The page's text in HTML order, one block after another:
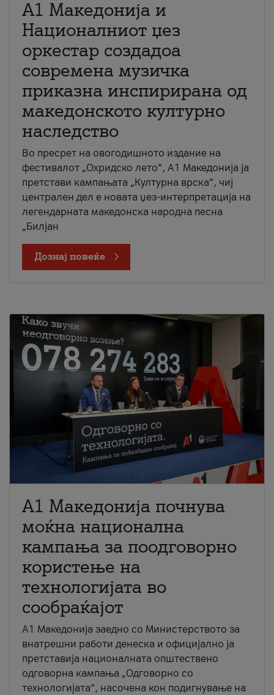
А1 Македонија и
Националниот џез
оркестар создадоа
современа музичка
приказна инспирирана од
македонското културно
наследство
Во пресрет на овогодишното издание на
фестивалот „Охридско лето“, А1 Македонија ја
претстави кампањата „Културна врска“, чиј
централен дел е новата џез-интерпретација на
легендарната македонска народна песна
„Билјан
Дознај повеќе
A1 Македонија почнува
моќна национална
кампања за поодговорно
користење на
технологијата во
сообраќајот
A1 Македонија заедно со Министерството за
внатрешни работи денеска и официјално ја
претставија националната општествено
одговорна кампања „Одговорно со
технологијата“, насочена кон подигнување на